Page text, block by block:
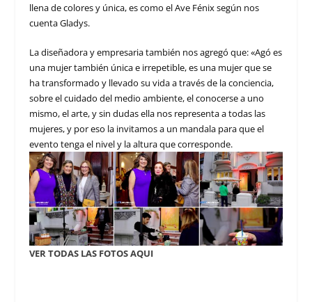
llena de colores y única, es como el Ave Fénix según nos
cuenta Gladys.
La diseñadora y empresaria también nos agregó que: «Agó es
una mujer también única e irrepetible, es una mujer que se
ha transformado y llevado su vida a través de la conciencia,
sobre el cuidado del medio ambiente, el conocerse a uno
mismo, el arte, y sin dudas ella nos representa a todas las
mujeres, y por eso la invitamos a un mandala para que el
evento tenga el nivel y la altura que corresponde.
VER TODAS LAS FOTOS AQUI